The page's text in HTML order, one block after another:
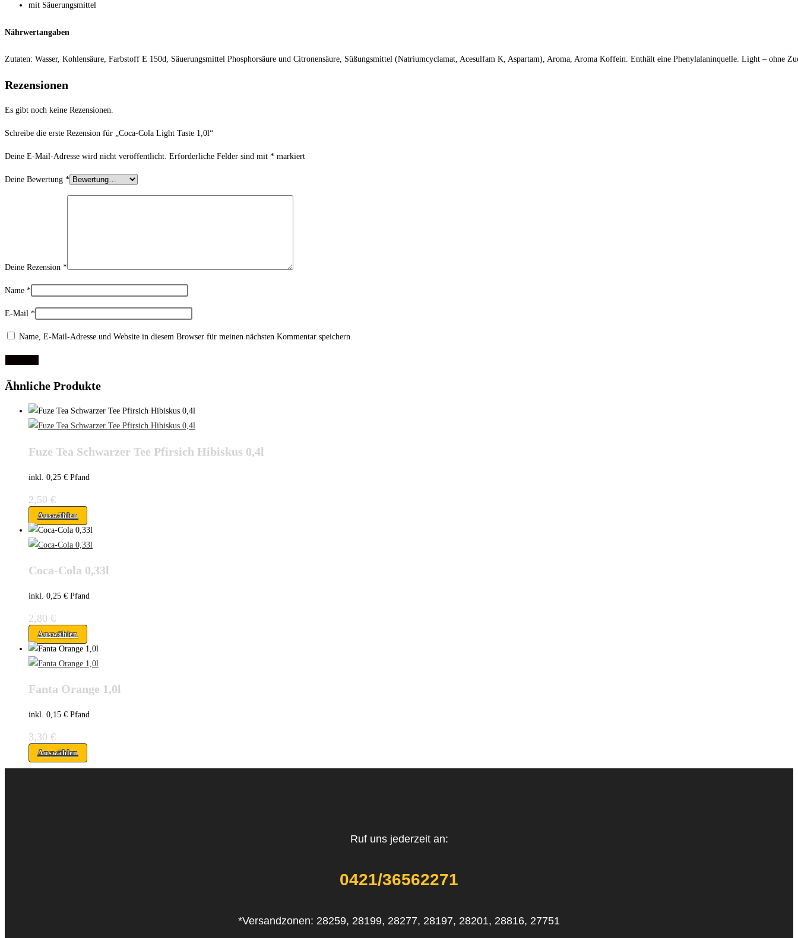
mit Säuerungsmittel
Nährwertangaben
Zutaten: Wasser, Kohlensäure, Farbstoff E 150d, Säuerungsmittel Phosphorsäure und Citronensäure, Süßungsmittel (Natriumcyclamat, Acesulfam K, Aspartam), Aroma, Aroma Koffein. Enthält eine Phenylalaninquelle. Light –
Rezensionen
Es gibt noch keine Rezensionen.
Schreibe die erste Rezension für „Coca-Cola Light Taste 1,0l“
Deine E-Mail-Adresse wird nicht veröffentlicht. Erforderliche Felder sind mit * markiert
Deine Bewertung *
Deine Rezension *
Name *
E-Mail *
Name, E-Mail-Adresse und Website in diesem Browser für meinen nächsten Kommentar speichern.
Ähnliche Produkte
Fuze Tea Schwarzer Tee Pfirsich Hibiskus 0,4l
inkl. 0,25 € Pfand
2,50 €
Auswählen
Coca-Cola 0,33l
inkl. 0,25 € Pfand
2,80 €
Auswählen
Fanta Orange 1,0l
inkl. 0,15 € Pfand
3,30 €
Auswählen
Ruf uns jederzeit an:
0421/36562271
*Versandzonen: 28259, 28199, 28277, 28197, 28201, 28816, 27751